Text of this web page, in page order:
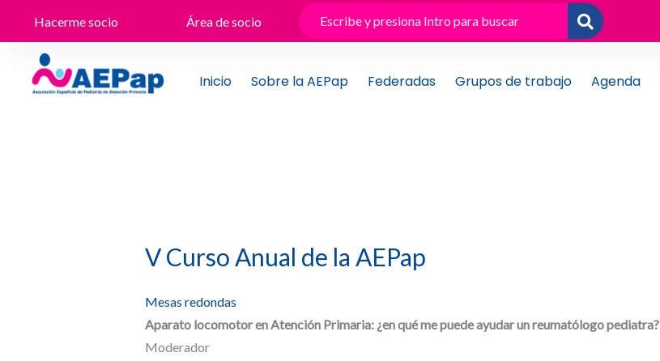
contenido
Hacerme socio Área de socio
Inicio Sobre la AEPap Federadas Grupos de trabajo Agenda
V Curso Anual de la AEPap
Mesas redondas
Aparato locomotor en Atención Primaria: ¿en qué me puede ayudar un reumatólogo pediatra?
Moderador